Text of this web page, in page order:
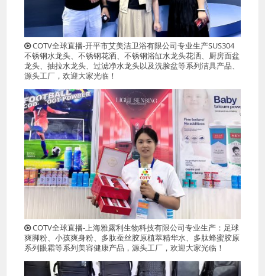
COTV全球直播-开平市艾美洁卫浴有限公司专业生产SUS304
不锈钢水龙头、不锈钢花洒、不锈钢浴缸水龙头花洒、厨房面盆
龙头、抽拉水龙头、过滤净水龙头以及洗脸盆等系列洁具产品、
源头工厂，欢迎大家光临！
COTV全球直播-上海雅露利生物科技有限公司专业生产：足球
爽脚粉、小孩爽身粉、多肽蚕丝胶原植萃精华水、多肽蜂蜜胶原
系列眼霜等系列美容健康产品，源头工厂，欢迎大家光临！